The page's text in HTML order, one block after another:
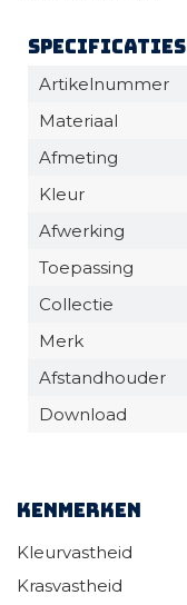
Specificaties
Artikelnummer
Materiaal
Afmeting
Kleur
Afwerking
Toepassing
Collectie
Merk
Afstandhouder
Download
Kenmerken
Kleurvastheid
Krasvastheid